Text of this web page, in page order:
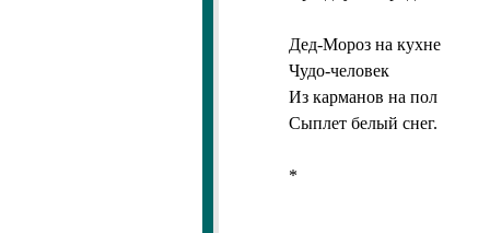
Дед-Мороз на кухне
Чудо-человек
Из карманов на пол
Сыплет белый снег.
*